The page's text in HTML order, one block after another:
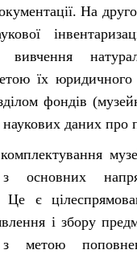
На
вивчення
їх юридичного
фондів
даних про
Це є
і збору
з метою